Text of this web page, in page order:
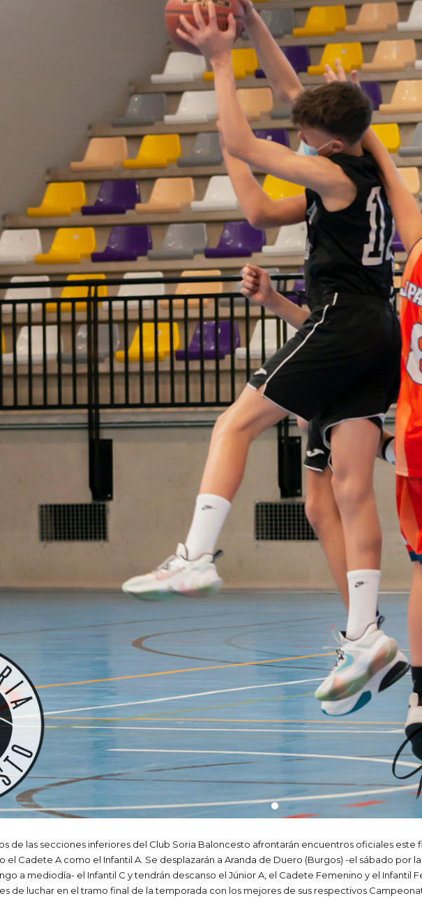
de las secciones inferiores del Club Soria Baloncesto afrontarán encuentros oficiales este
Cadete A como el Infantil A. Se desplazarán a Aranda de Duero (Burgos) -el sábado por
a mediodía- el Infantil C y tendrán descanso el Júnior A, el Cadete Femenino y el Infantil
de luchar en el tramo final de la temporada con los mejores de sus respectivos